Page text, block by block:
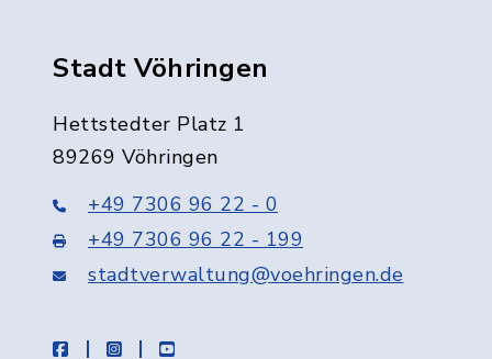
Stadt Vöhringen
Hettstedter Platz 1
89269 Vöhringen
+49 7306 96 22 - 0
+49 7306 96 22 - 199
stadtverwaltung@voehringen.de
facebookinstagramyoutube